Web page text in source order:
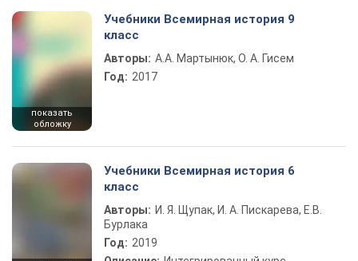
показать
обложку
Учебники Всемирная история 9
класс
Авторы: А.А. Мартынюк, О. А. Гисем
Год: 2017
Учебники Всемирная история 6
класс
Авторы: И. Я. Щупак, И. А. Пискарева, Е.В.
Бурлака
Год: 2019